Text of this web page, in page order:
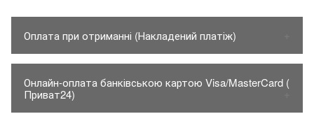
Оплата при отриманні (Накладений платіж)
1. Товар оплачується тільки на карту Приват банку.
- Вартість товару до 150грн.
2. Товар відправляється тільки по предоплаті
Онлайн-оплата банківською картою Visa/MasterCard (
Приват24)